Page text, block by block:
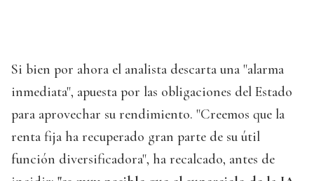
Si bien por ahora el analista descarta una "alarma
inmediata", apuesta por las obligaciones del Estado
para aprovechar su rendimiento. "Creemos que la
renta fija ha recuperado gran parte de su útil
función diversificadora", ha recalcado, antes de